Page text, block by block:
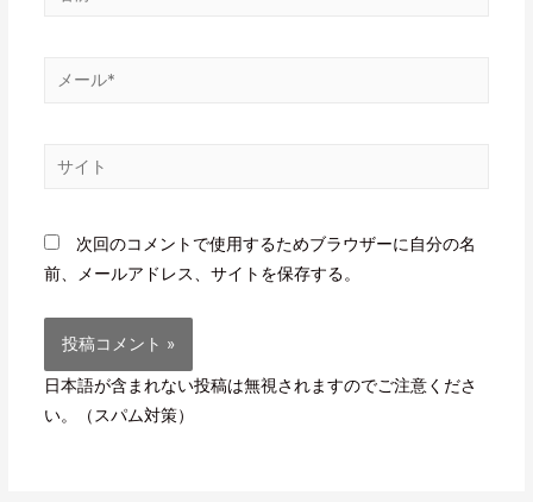
次回のコメントで使用するためブラウザーに自分の名
前、メールアドレス、サイトを保存する。
日本語が含まれない投稿は無視されますのでご注意くださ
い。（スパム対策）